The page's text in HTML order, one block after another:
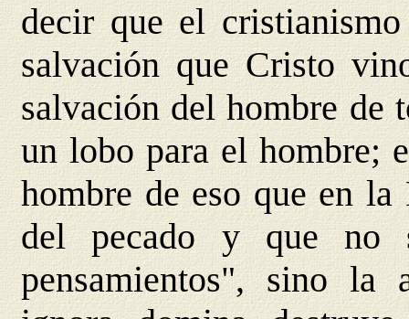
decir que el
salvación que Cristo
salvación del hombre de
un lobo para el hombre;
hombre de eso que en
del pecado y que no
pensamientos", sino